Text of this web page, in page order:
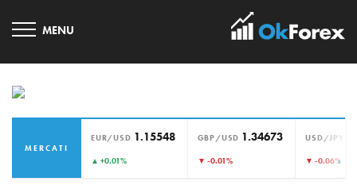
MERCATI
EUR/USD 1.15548
▲ +0.01%
GBP/USD 1.34673
▼ -0.01%
USD/JPY
▼ -0.06%›